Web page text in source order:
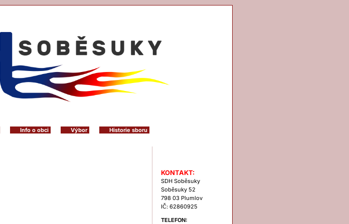
Info o obci Výbor Historie sboru
KONTAKT:
SDH Soběsuky
Soběsuky 52
798 03 Plumlov
IČ: 62860925
TELEFON: